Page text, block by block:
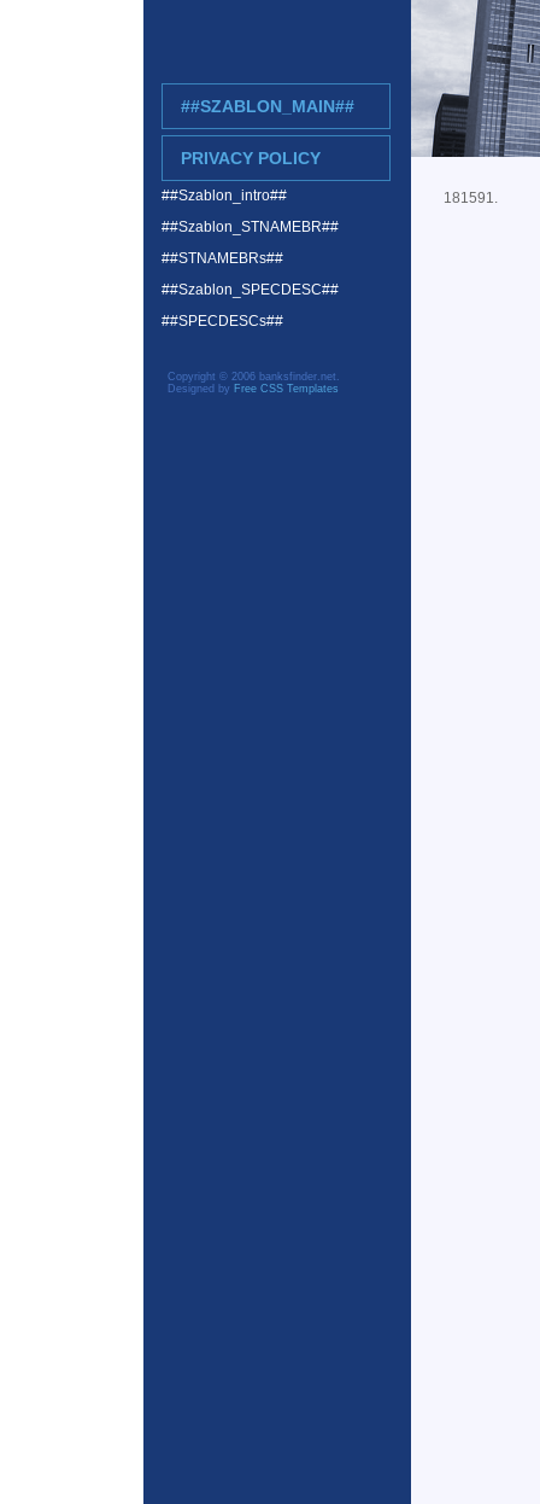
##SZABLON_MAIN##
PRIVACY POLICY
##Szablon_intro##
##Szablon_STNAMEBR##
##STNAMEBRs##
##Szablon_SPECDESC##
##SPECDESCs##
Copyright © 2006 banksfinder.net.
Designed by Free CSS Templates
181591.